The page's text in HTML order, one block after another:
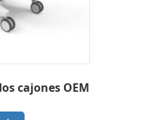
cajones OEM